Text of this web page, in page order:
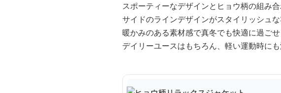
スポーティーなデザインとヒョウ柄の組み
サイドのラインデザインがスタイリッシュ
暖かみのある素材感で真冬でも快適に過ごせ
デイリーユースはもちろん、軽い運動時に